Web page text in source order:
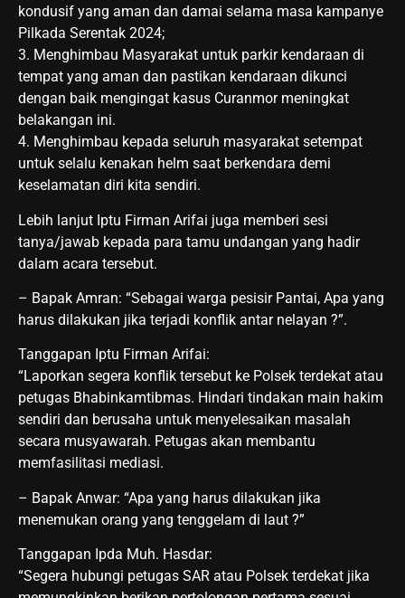
kondusif yang aman dan damai selama masa kampanye
Pilkada Serentak 2024;
3. Menghimbau Masyarakat untuk parkir kendaraan di
tempat yang aman dan pastikan kendaraan dikunci
dengan baik mengingat kasus Curanmor meningkat
belakangan ini.
4. Menghimbau kepada seluruh masyarakat setempat
untuk selalu kenakan helm saat berkendara demi
keselamatan diri kita sendiri.
Lebih lanjut Iptu Firman Arifai juga memberi sesi
tanya/jawab kepada para tamu undangan yang hadir
dalam acara tersebut.
– Bapak Amran: “Sebagai warga pesisir Pantai, Apa yang
harus dilakukan jika terjadi konflik antar nelayan ?”.
Tanggapan Iptu Firman Arifai:
“Laporkan segera konflik tersebut ke Polsek terdekat atau
petugas Bhabinkamtibmas. Hindari tindakan main hakim
sendiri dan berusaha untuk menyelesaikan masalah
secara musyawarah. Petugas akan membantu
memfasilitasi mediasi.
– Bapak Anwar: “Apa yang harus dilakukan jika
menemukan orang yang tenggelam di laut ?”
Tanggapan Ipda Muh. Hasdar:
“Segera hubungi petugas SAR atau Polsek terdekat jika